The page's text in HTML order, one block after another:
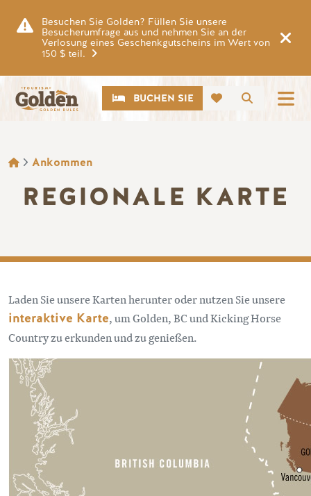
Besuchen Sie Golden? Füllen Sie unsere
Besucherumfrage aus und nehmen Sie an der
Verlosung eines Geschenkgutscheins im Wert von
150 $ teil.
Suche
CTABUCHEN SIE
BROTKRÜMEL
Ankommen
REGIONALE KARTE
Laden Sie unsere Karten herunter oder nutzen Sie unsere
interaktive Karte, um Golden, BC und Kicking Horse
Country zu erkunden und zu genießen.